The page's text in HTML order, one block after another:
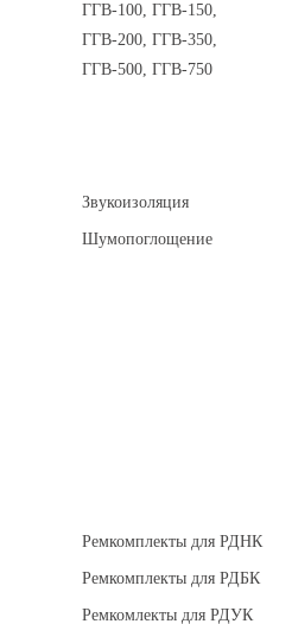
ГГВ-100, ГГВ-150,
ГГВ-200, ГГВ-350,
ГГВ-500, ГГВ-750
Звукоизоляция
Шумопоглощение
Ремкомплекты для РДНК
Ремкомплекты для РДБК
Ремкомлекты для РДУК